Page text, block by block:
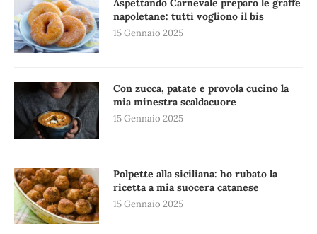
Aspettando Carnevale preparo le graffe
napoletane: tutti vogliono il bis
15 Gennaio 2025
Con zucca, patate e provola cucino la
mia minestra scaldacuore
15 Gennaio 2025
Polpette alla siciliana: ho rubato la
ricetta a mia suocera catanese
15 Gennaio 2025